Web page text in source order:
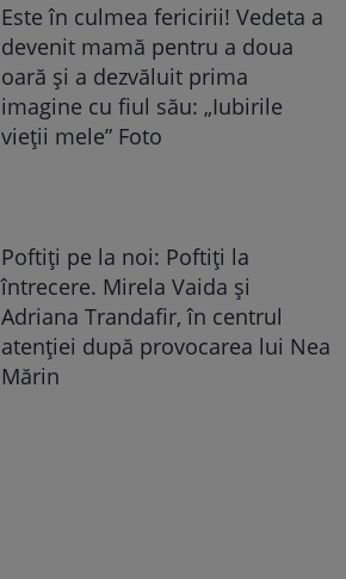
Este în culmea fericirii! Vedeta a
devenit mamă pentru a doua
oară și a dezvăluit prima
imagine cu fiul său: „Iubirile
vieții mele” Foto
Poftiți pe la noi: Poftiți la
întrecere. Mirela Vaida și
Adriana Trandafir, în centrul
atenției după provocarea lui Nea
Mărin